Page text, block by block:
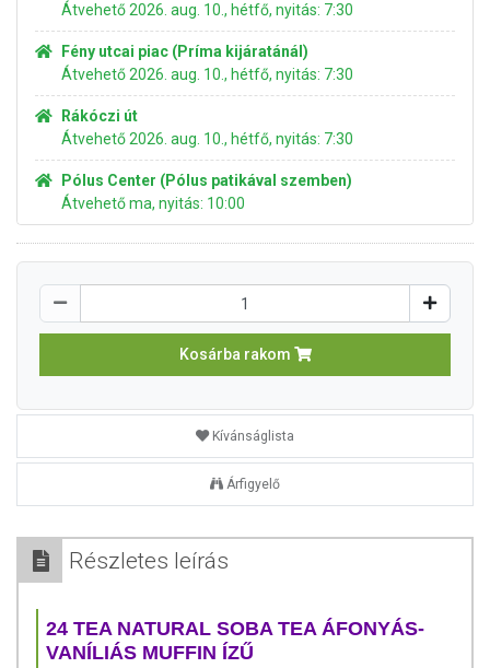
Átvehető 2026. aug. 10., hétfő, nyitás: 7:30
Fény utcai piac (Príma kijáratánál)
Átvehető 2026. aug. 10., hétfő, nyitás: 7:30
Rákóczi út
Átvehető 2026. aug. 10., hétfő, nyitás: 7:30
Pólus Center (Pólus patikával szemben)
Átvehető ma, nyitás: 10:00
Kosárba rakom
Kívánságlista
Árfigyelő
Részletes leírás
24 TEA NATURAL SOBA TEA ÁFONYÁS-
VANÍLIÁS MUFFIN ÍZŰ